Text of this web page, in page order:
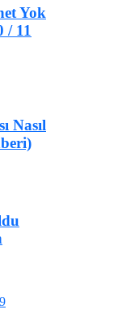
Yok
/ 11
Nasıl